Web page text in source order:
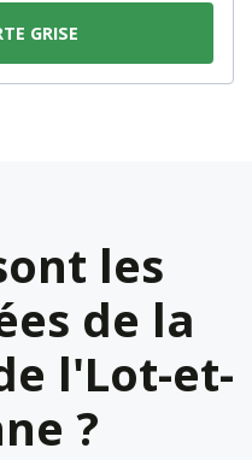
GRISE
les
de la
l'Lot-et-
?